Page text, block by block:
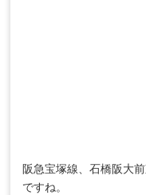
阪急宝塚線、石橋阪大
ですね。